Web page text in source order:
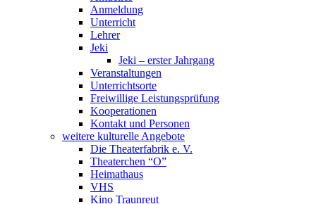
Anmeldung
Unterricht
Lehrer
Jeki
Jeki – erster Jahrgang
Veranstaltungen
Unterrichtsorte
Freiwillige Leistungsprüfung
Kooperationen
Kontakt und Personen
weitere kulturelle Angebote
Die Theaterfabrik e. V.
Theaterchen “O”
Heimathaus
VHS
Kino Traunreut